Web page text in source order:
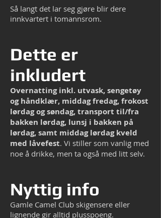
Så langt det lar seg gjøre blir dere
innkvartert i tomannsrom.
Dette er
inkludert
Overnatting inkl. utvask, sengetøy
og håndklær, middag fredag, frokost
lørdag og søndag, transport til/fra
bakken lørdag, lunsj i bakken på
lørdag, samt middag lørdag kveld
med låvefest. Vi stiller som vanlig med
noe å drikke, men ta også med litt selv.
Nyttig info
Gamle Camel Club skigensere eller
lignende gir alltid plusspoeng.